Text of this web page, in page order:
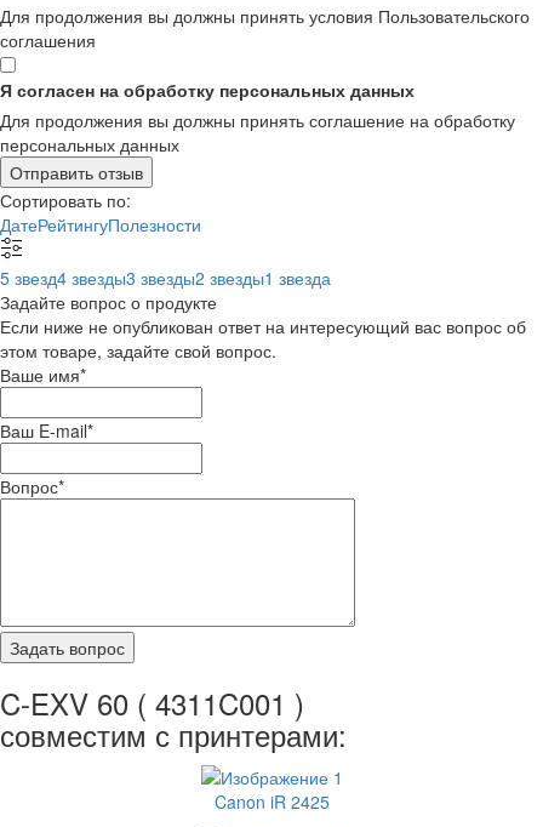
Для продолжения вы должны принять условия Пользовательского
соглашения
Я согласен на обработку персональных данных
Для продолжения вы должны принять соглашение на обработку
персональных данных
Отправить отзыв
Сортировать по:
ДатеРейтингуПолезности
5 звезд4 звезды3 звезды2 звезды1 звезда
Задайте вопрос о продукте
Если ниже не опубликован ответ на интересующий вас вопрос об
этом товаре, задайте свой вопрос.
Ваше имя*
Ваш E-mail*
Вопрос*
C-EXV 60 ( 4311C001 )
совместим с принтерами:
Canon iR 2425